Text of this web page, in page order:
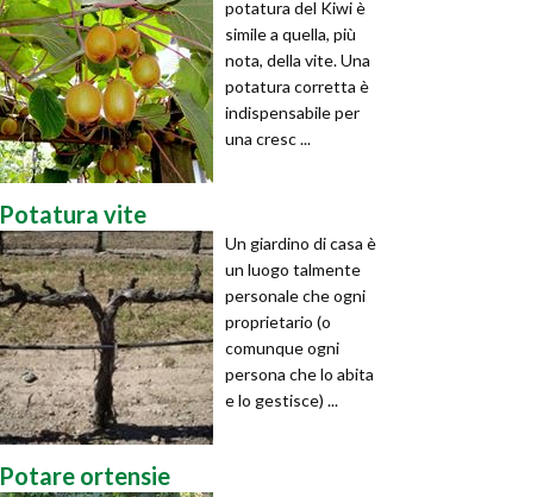
potatura del Kiwi è
simile a quella, più
nota, della vite. Una
potatura corretta è
indispensabile per
una cresc ...
Potatura vite
Un giardino di casa è
un luogo talmente
personale che ogni
proprietario (o
comunque ogni
persona che lo abita
e lo gestisce) ...
Potare ortensie